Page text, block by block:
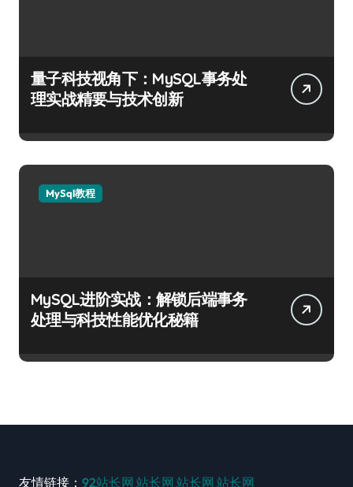
量子科技视角下：MySQL事务处
理实战精要与技术创新
MySql教程
MySQL进阶实战：解锁后端事务
处理与科技性能优化秘籍
友情链接： 92站长网 站长网 站长网 站长网